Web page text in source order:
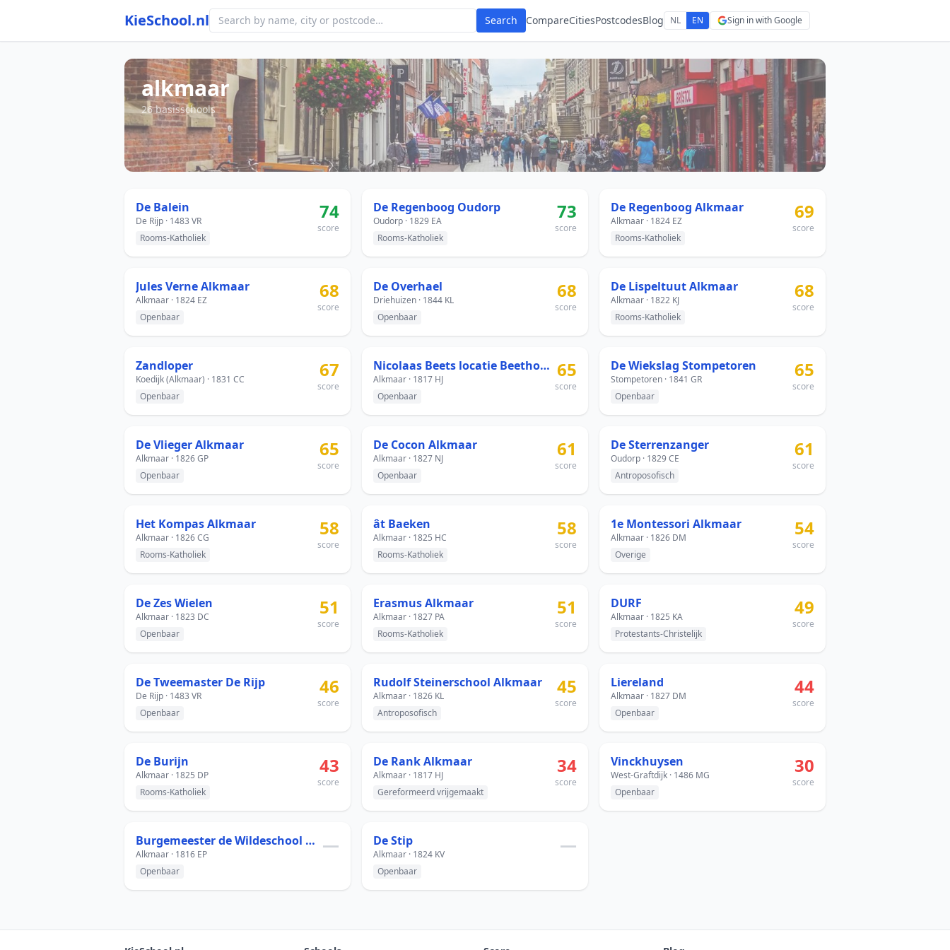
KieSchool.nl Search CompareCitiesPostcodesBlog NL EN Sign in with Google
alkmaar
26 basisschools
De Balein
De Rijp · 1483 VR
Rooms-Katholiek
74
score
De Regenboog Oudorp
Oudorp · 1829 EA
Rooms-Katholiek
73
score
De Regenboog Alkmaar
Alkmaar · 1824 EZ
Rooms-Katholiek
69
score
Jules Verne Alkmaar
Alkmaar · 1824 EZ
Openbaar
68
score
De Overhael
Driehuizen · 1844 KL
Openbaar
68
score
De Lispeltuut Alkmaar
Alkmaar · 1822 KJ
Rooms-Katholiek
68
score
Zandloper
Koedijk (Alkmaar) · 1831 CC
Openbaar
67
score
Nicolaas Beets locatie Beethovensingel
Alkmaar · 1817 HJ
Openbaar
65
score
De Wiekslag Stompetoren
Stompetoren · 1841 GR
Openbaar
65
score
De Vlieger Alkmaar
Alkmaar · 1826 GP
Openbaar
65
score
De Cocon Alkmaar
Alkmaar · 1827 NJ
Openbaar
61
score
De Sterrenzanger
Oudorp · 1829 CE
Antroposofisch
61
score
Het Kompas Alkmaar
Alkmaar · 1826 CG
Rooms-Katholiek
58
score
ât Baeken
Alkmaar · 1825 HC
Rooms-Katholiek
58
score
1e Montessori Alkmaar
Alkmaar · 1826 DM
Overige
54
score
De Zes Wielen
Alkmaar · 1823 DC
Openbaar
51
score
Erasmus Alkmaar
Alkmaar · 1827 PA
Rooms-Katholiek
51
score
DURF
Alkmaar · 1825 KA
Protestants-Christelijk
49
score
De Tweemaster De Rijp
De Rijp · 1483 VR
Openbaar
46
score
Rudolf Steinerschool Alkmaar
Alkmaar · 1826 KL
Antroposofisch
45
score
Liereland
Alkmaar · 1827 DM
Openbaar
44
score
De Burijn
Alkmaar · 1825 DP
Rooms-Katholiek
43
score
De Rank Alkmaar
Alkmaar · 1817 HJ
Gereformeerd vrijgemaakt
34
score
Vinckhuysen
West-Graftdijk · 1486 MG
Openbaar
30
score
Burgemeester de Wildeschool Alkmaar
Alkmaar · 1816 EP
Openbaar
— De Stip
Alkmaar · 1824 KV
Openbaar
—